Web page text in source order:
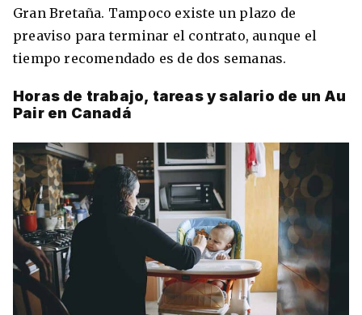
Gran Bretaña. Tampoco existe un plazo de
preaviso para terminar el contrato, aunque el
tiempo recomendado es de dos semanas.
Horas de trabajo, tareas y salario de un Au
Pair en Canadá